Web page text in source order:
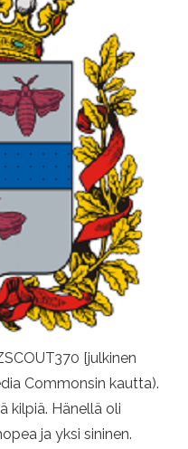
[julkinen
Commonsin kautta).
kilpiä. Hänellä oli
ja yksi sininen.